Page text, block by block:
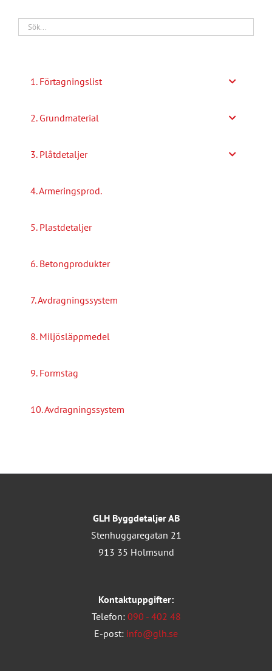
1. Förtagningslist
2. Grundmaterial
3. Plåtdetaljer
4. Armeringsprod.
5. Plastdetaljer
6. Betongprodukter
7. Avdragningssystem
8. Miljösläppmedel
9. Formstag
10. Avdragningssystem
GLH Byggdetaljer AB
Stenhuggaregatan 21
913 35 Holmsund
Kontaktuppgifter:
Telefon: 090 - 402 48
E-post: info@glh.se